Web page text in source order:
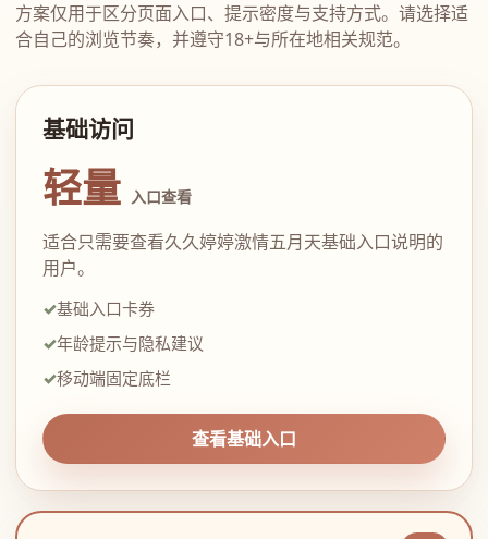
方案仅用于区分页面入口、提示密度与支持方式。请选择适
合自己的浏览节奏，并遵守18+与所在地相关规范。
基础访问
轻量 入口查看
适合只需要查看久久婷婷激情五月天基础入口说明的
用户。
基础入口卡券
年龄提示与隐私建议
移动端固定底栏
查看基础入口